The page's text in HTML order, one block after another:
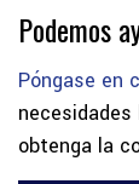
Podemos
Póngase en
necesidades
obtenga la